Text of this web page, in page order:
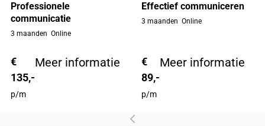
Professionele
communicatie
3 maanden Online
€
135,-
p/m
Meer informatie
Effectief communiceren
3 maanden Online
€
89,-
p/m
Meer informatie